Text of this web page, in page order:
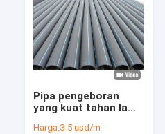
Pipa pengeboran
yang kuat tahan lama
dengan ketahanan
Harga:3-5 usd/m